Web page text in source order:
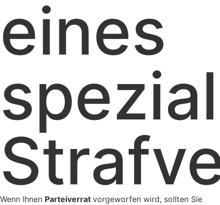
eines
Wenn Ihnen Parteiverrat vorgeworfen wird, sollten Sie